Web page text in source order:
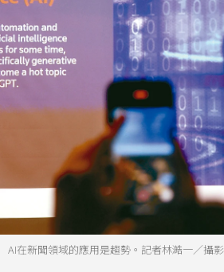
AI在新聞領域的應用是趨勢。記者林澔一／攝影